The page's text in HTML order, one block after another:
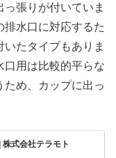
張りが付いていま
水口に対応するた
たタイプもありま
口用は比較的平らな
め、カップに出っ
式会社テラモト